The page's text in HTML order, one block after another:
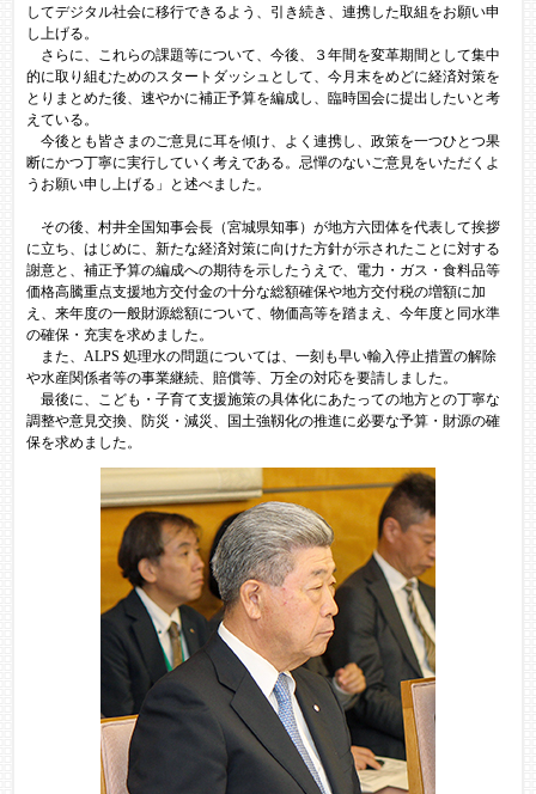
してデジタル社会に移行できるよう、引き続き、連携した取組をお願い申
し上げる。
さらに、これらの課題等について、今後、３年間を変革期間として集中
的に取り組むためのスタートダッシュとして、今月末をめどに経済対策を
とりまとめた後、速やかに補正予算を編成し、臨時国会に提出したいと考
えている。
今後とも皆さまのご意見に耳を傾け、よく連携し、政策を一つひとつ果
断にかつ丁寧に実行していく考えである。忌憚のないご意見をいただくよ
うお願い申し上げる」と述べました。
その後、村井全国知事会長（宮城県知事）が地方六団体を代表して挨拶
に立ち、はじめに、新たな経済対策に向けた方針が示されたことに対する
謝意と、補正予算の編成への期待を示したうえで、電力・ガス・食料品等
価格高騰重点支援地方交付金の十分な総額確保や地方交付税の増額に加
え、来年度の一般財源総額について、物価高等を踏まえ、今年度と同水準
の確保・充実を求めました。
また、ALPS 処理水の問題については、一刻も早い輸入停止措置の解除
や水産関係者等の事業継続、賠償等、万全の対応を要請しました。
最後に、こども・子育て支援施策の具体化にあたっての地方との丁寧な
調整や意見交換、防災・減災、国土強靱化の推進に必要な予算・財源の確
保を求めました。